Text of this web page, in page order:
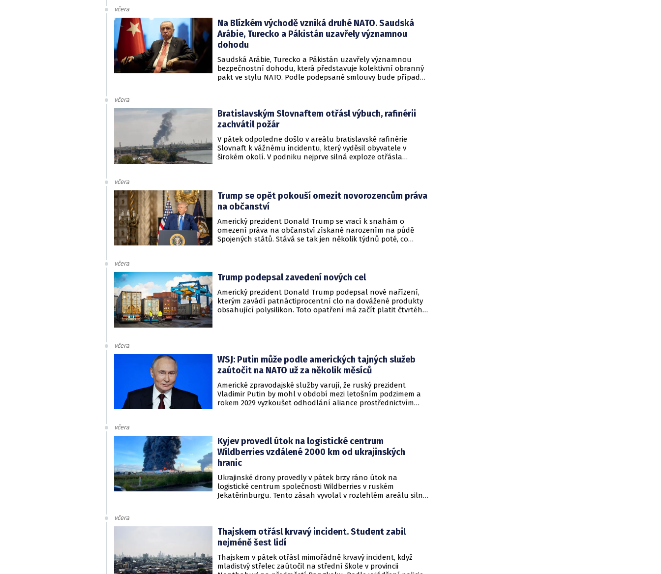
včera
Na Blízkém východě vzniká druhé NATO. Saudská
Arábie, Turecko a Pákistán uzavřely významnou
dohodu
Saudská Arábie, Turecko a Pákistán uzavřely významnou
bezpečnostní dohodu, která představuje kolektivní obranný
pakt ve stylu NATO. Podle podepsané smlouvy bude případný
včera
Bratislavským Slovnaftem otřásl výbuch, rafinérii
zachvátil požár
V pátek odpoledne došlo v areálu bratislavské rafinérie
Slovnaft k vážnému incidentu, který vyděsil obyvatele v
širokém okolí. V podniku nejprve silná exploze otřásla
včera
Trump se opět pokouší omezit novorozencům práva
na občanství
Americký prezident Donald Trump se vrací k snahám o
omezení práva na občanství získané narozením na půdě
Spojených států. Stává se tak jen několik týdnů poté, co
včera
Trump podepsal zavedení nových cel
Americký prezident Donald Trump podepsal nové nařízení,
kterým zavádí patnáctiprocentní clo na dovážené produkty
obsahující polysilikon. Toto opatření má začít platit čtvrtého
včera
WSJ: Putin může podle amerických tajných služeb
zaútočit na NATO už za několik měsíců
Americké zpravodajské služby varují, že ruský prezident
Vladimir Putin by mohl v období mezi letošním podzimem a
rokem 2029 vyzkoušet odhodlání aliance prostřednictvím
přicházejí v době, kdy Moskva čelí rostoucímu tlaku kvůli
situaci na ukrajinské frontě. Masivní škody, které ukrajinské
drony způsobují ruskému zázemí, totiž Kreml zahnaly do
kouta.
včera
Kyjev provedl útok na logistické centrum
Wildberries vzdálené 2000 km od ukrajinských
hranic
Ukrajinské drony provedly v pátek brzy ráno útok na
logistické centrum společnosti Wildberries v ruském
Jekatěrinburgu. Tento zásah vyvolal v rozlehlém areálu silný
RWB, který řídí veškeré logistické operace.
včera
Thajskem otřásl krvavý incident. Student zabil
nejméně šest lidí
Thajskem v pátek otřásl mimořádně krvavý incident, když
mladistvý střelec zaútočil na střední škole v provincii